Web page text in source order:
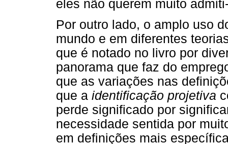
eles não querem muito
Por outro lado, o amplo uso
mundo e em diferentes
que é notado no livro por
panorama que faz do
que as variações nas
que a identificação projetiva
perde significado por
necessidade sentida por
em definições mais